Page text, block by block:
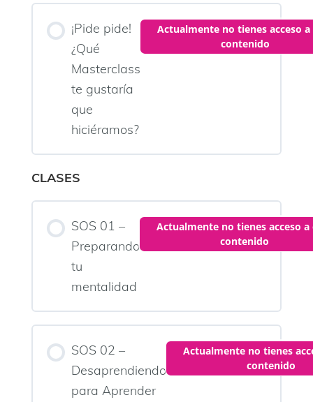
¡Pide pide!
¿Qué
Masterclass
te gustaría
que
hiciéramos?
Actualmente no tienes acceso a
contenido
CLASES
SOS 01 –
Preparando
tu
mentalidad
Actualmente no tienes acceso a
contenido
SOS 02 –
Desaprendiendo
para Aprender
Actualmente no tienes
contenido